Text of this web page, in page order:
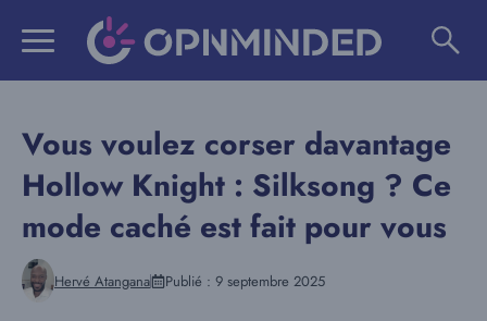
Vous voulez corser davantage
Hollow Knight : Silksong ? Ce
mode caché est fait pour vous
Hervé Atangana Publié : 9 septembre 2025